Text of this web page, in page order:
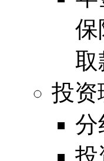
保
取
投资
分